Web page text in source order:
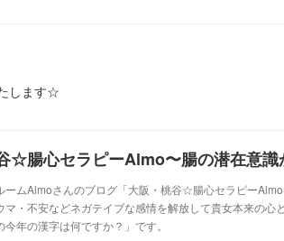
します☆
ームAlmoさんのブログ「大阪・桃谷☆腸心セラピー
マ・不安などネガテイブな感情を解放して貴女本来の心
年の漢字は何ですか？」です。